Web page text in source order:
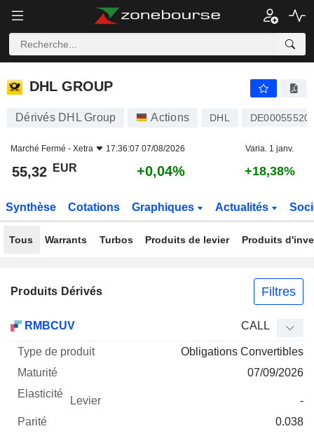
DHL GROUP
DHL GROUP
Dérivés DHL Group Actions DHL
Marché Fermé - Xetra 17:36:07 07/08/2026 Varia. 1 janv.
55,32 EUR +0,04% +18,38%
Synthèse Cotations Graphiques Actualités
Tous Warrants Turbos Produits de levier Produits
Produits Dérivés Filtres
Mnemo Type produit
Elasticité Levier Parité
RMBCUV CALL
Obligations Convertibles
07/09/2026
-
0.038